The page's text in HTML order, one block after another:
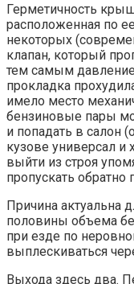
Герметичность
расположенная по
некоторых
клапан, который
тем самым давление
прокладка
имело место
бензиновые пары
и попадать в салон
кузове универсал и
выйти из строя
пропускать обратно
Причина актуальна
половины объема
при езде по
выплескиваться
Выхода здесь два.